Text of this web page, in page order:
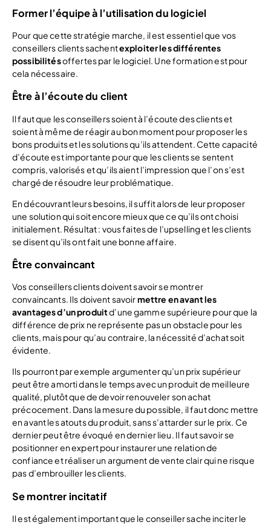
Former l’équipe à l’utilisation du logiciel
Pour que cette stratégie marche, il est essentiel que vos
conseillers clients sachentexploiter les différentes
possibilitésoffertes par le logiciel. Une formation est pour
cela nécessaire.
Être à l’écoute du client
Il faut que les conseillers soient à l’écoute des clients et
soient à même de réagir au bon moment pour proposer les
bons produits et les solutions qu’ils attendent. Cette capacité
d’écoute est importante pour que les clients se sentent
compris, valorisés et qu’ils aient l’impression que l’on s’est
chargé de résoudre leur problématique.
En découvrant leurs besoins, il suffit alors de leur proposer
une solution qui soit encore mieux que ce qu’ils ont choisi
initialement. Résultat : vous faites de l’upselling et les clients
se disent qu’ils ont fait une bonne affaire.
Être convaincant
Vos conseillers clients doivent savoir se montrer
convaincants. Ils doivent savoirmettre en avant les
avantages d’un produitd’une gamme supérieure pour que la
différence de prix ne représente pas un obstacle pour les
clients, mais pour qu’au contraire, la nécessité d’achat soit
évidente.
Ils pourront par exemple argumenter qu’un prix supérieur
peut être amorti dans le temps avec un produit de meilleure
qualité, plutôt que de devoir renouveler son achat
précocement. Dans la mesure du possible, il faut donc mettre
en avant les atouts du produit, sans s’attarder sur le prix. Ce
dernier peut être évoqué en dernier lieu. Il faut savoir se
positionner en expert pour instaurer une relation de
confiance et réaliser un argument de vente clair qui ne risque
pas d’embrouiller les clients.
Se montrer incitatif
Il est également important que le conseiller sache inciter le